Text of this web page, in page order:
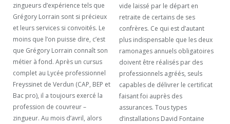
zingueurs d’expérience tels que
Grégory Lorrain sont si précieux
et leurs services si convoités. Le
moins que l’on puisse dire, c’est
que Grégory Lorrain connaît son
métier à fond. Après un cursus
complet au Lycée professionnel
Freyssinet de Verdun (CAP, BEP et
Bac pro), il a toujours exercé la
profession de couvreur –
zingueur. Au mois d’avril, alors
vide laissé par le départ en
retraite de certains de ses
confrères. Ce qui est d’autant
plus indispensable que les deux
ramonages annuels obligatoires
doivent être réalisés par des
professionnels agréés, seuls
capables de délivrer le certificat
faisant foi auprès des
assurances. Tous types
d’installations David Fontaine